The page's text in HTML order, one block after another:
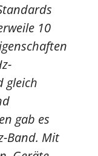
10
gleich
gab es
Band. Mit